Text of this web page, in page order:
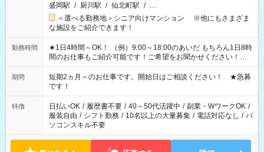
盛岡駅 / 厨川駅 / 仙北町駅 / …
＜選べる勤務地＞シニア向けマンション ※他にもさまざま
な施設をご紹介できます！
勤務時間
★1日4時間～OK！ （例）9:00～18:00のあいだ もちろん1日8時
間のお仕事もご紹介可能です！ご希望をお聞かせください！★
家庭の都合でお休みが必要な場合も遠慮なくご相談ください。
※週最低15時間以上の勤務が必要です
期間
短期2ヵ月～のお仕事です。開始日はご相談ください！ ★急募
です！
特徴 日払いOK / 履歴書不要 / 40～50代活躍中 / 副業・WワークOK /
服装自由 / シフト勤務 / 10名以上の大量募集 / 電話対応なし / パ
ソコンスキル不要